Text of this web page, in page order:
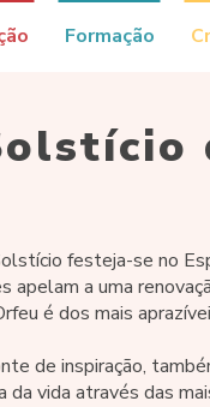
Formação
festeja-se no
a uma
é dos mais
de inspiração,
da vida através das